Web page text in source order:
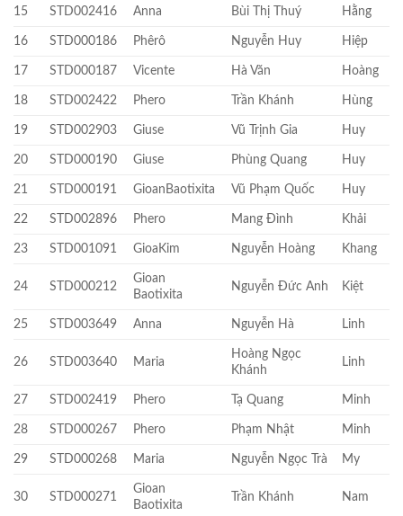
15 STD002416 Anna Bùi Thị Thuý Hằng
16 STD000186 Phêrô Nguyễn Huy Hiệp
17 STD000187 Vicente Hà Văn Hoàng
18 STD002422 Phero Trần Khánh Hùng
19 STD002903 Giuse Vũ Trịnh Gia Huy
20 STD000190 Giuse Phùng Quang Huy
21 STD000191 GioanBaotixita Vũ Phạm Quốc Huy
22 STD002896 Phero Mang Đình Khải
23 STD001091 GioaKim Nguyễn Hoàng Khang
24 STD000212
Gioan
Baotixita
Nguyễn Đức Anh Kiệt
25 STD003649 Anna Nguyễn Hà Linh
26 STD003640 Maria
Hoàng Ngọc
Khánh
Linh
27 STD002419 Phero Tạ Quang Minh
28 STD000267 Phero Phạm Nhật Minh
29 STD000268 Maria Nguyễn Ngọc Trà My
30 STD000271
Gioan
Baotixita
Trần Khánh Nam